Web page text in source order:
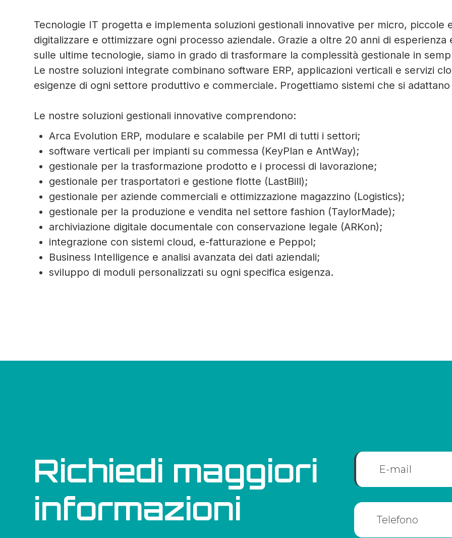
Tecnologie IT progetta e implementa soluzioni gestionali innovative per micro,
digitalizzare e ottimizzare ogni processo aziendale. Grazie a oltre 20 anni di
sulle ultime tecnologie, siamo in grado di trasformare la complessità gestionale in
Le nostre soluzioni integrate combinano software ERP, applicazioni verticali e servizi
esigenze di ogni settore produttivo e commerciale. Progettiamo sistemi che si
Le nostre soluzioni gestionali innovative comprendono:
Arca Evolution ERP, modulare e scalabile per PMI di tutti i settori;
software verticali per impianti su commessa (KeyPlan e AntWay);
gestionale per la trasformazione prodotto e i processi di lavorazione;
gestionale per trasportatori e gestione flotte (LastBill);
gestionale per aziende commerciali e ottimizzazione magazzino (Logistics);
gestionale per la produzione e vendita nel settore fashion (TaylorMade);
archiviazione digitale documentale con conservazione legale (ARKon);
integrazione con sistemi cloud, e-fatturazione e Peppol;
Business Intelligence e analisi avanzata dei dati aziendali;
sviluppo di moduli personalizzati su ogni specifica esigenza.
Richiedi maggiori
informazioni